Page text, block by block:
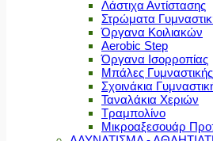
Λάστιχα Αντίστασης
Στρώματα
Όργανα Κοιλιακών
Aerobic Step
Όργανα Ισορροπίας
Μπάλες Γυμναστικής
Σχοινάκια
Ταναλάκια Χεριών
Τραμπολίνο
Μικροαξεσουάρ